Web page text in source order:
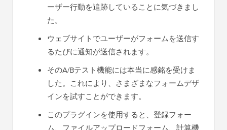
ーザー行動を追跡していることに気づきまし
た。
ウェブサイトでユーザーがフォームを送信す
るたびに通知が送信されます。
そのA/Bテスト機能には本当に感銘を受けま
した。これにより、さまざまなフォームデザ
インを試すことができます。
このプラグインを使用すると、登録フォー